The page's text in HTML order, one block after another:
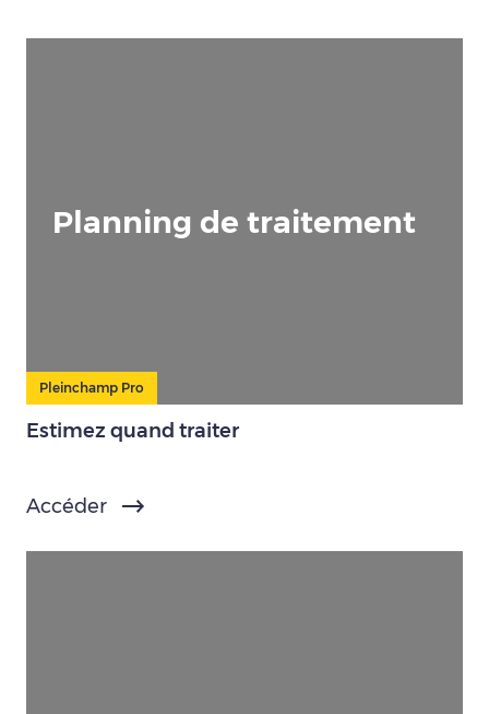
Planning de traitement
Pleinchamp Pro
Estimez quand traiter
Accéder